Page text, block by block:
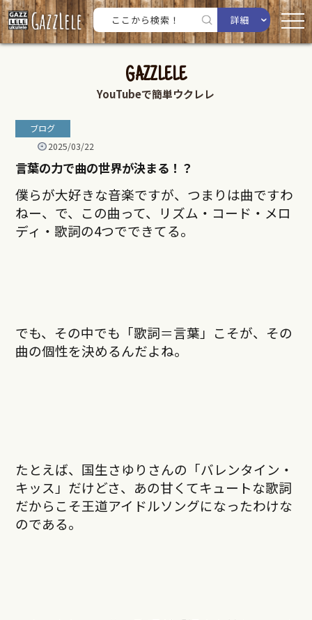
詳細
GAZZLELE
YouTubeで簡単ウクレレ
ブログ
2025/03/22
言葉の力で曲の世界が決まる！？
僕らが大好きな音楽ですが、つまりは曲ですわ
ねー、で、この曲って、リズム・コード・メロ
ディ・歌詞の4つでできてる。
でも、その中でも「歌詞＝言葉」こそが、その
曲の個性を決めるんだよね。
たとえば、国生さゆりさんの「バレンタイン・
キッス」だけどさ、あの甘くてキュートな歌詞
だからこそ王道アイドルソングになったわけな
のである。